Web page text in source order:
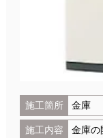
施工箇所 金庫
施工内容 金庫の